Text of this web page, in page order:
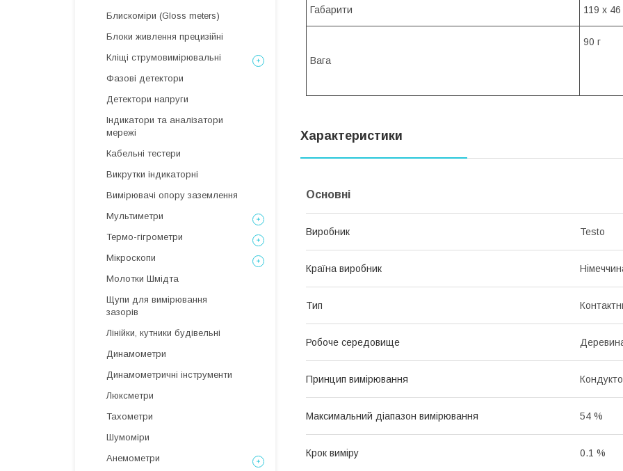
Габарити 119 x
Вага
90 г
Характеристики
Основні
Виробник Testo
Країна виробник
Тип
Робоче середовище
Принцип вимірювання
Максимальний діапазон вимірювання 54 %
Крок виміру 0.1 %
Блискоміри (Gloss meters)
Блоки живлення прецизійні
Кліщі струмовимірювальні
Фазові детектори
Детектори напруги
Індикатори та аналізатори
мережі
Кабельні тестери
Викрутки індикаторні
Вимірювачі опору заземлення
Мультиметри
Термо-гігрометри
Мікроскопи
Молотки Шмідта
Щупи для вимірювання
зазорів
Лінійки, кутники будівельні
Динамометри
Динамометричні інструменти
Люксметри
Тахометри
Шумоміри
Анемометри